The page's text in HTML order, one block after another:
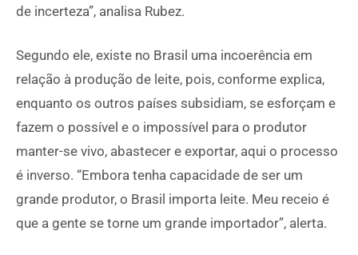
de incerteza”, analisa Rubez.
Segundo ele, existe no Brasil uma incoerência em
relação à produção de leite, pois, conforme explica,
enquanto os outros países subsidiam, se esforçam e
fazem o possível e o impossível para o produtor
manter-se vivo, abastecer e exportar, aqui o processo
é inverso. “Embora tenha capacidade de ser um
grande produtor, o Brasil importa leite. Meu receio é
que a gente se torne um grande importador”, alerta.